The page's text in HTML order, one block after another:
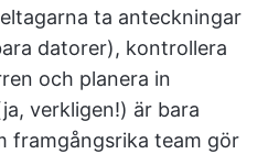
ta anteckningar
datorer), kontrollera
och planera in
verkligen!) är bara
framgångsrika team gör